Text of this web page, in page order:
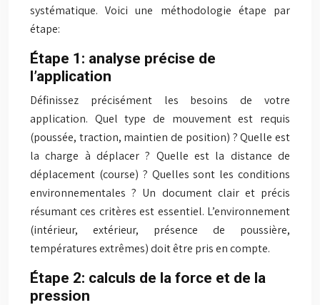
systématique. Voici une méthodologie étape par
étape:
Étape 1: analyse précise de
l’application
Définissez précisément les besoins de votre
application. Quel type de mouvement est requis
(poussée, traction, maintien de position) ? Quelle est
la charge à déplacer ? Quelle est la distance de
déplacement (course) ? Quelles sont les conditions
environnementales ? Un document clair et précis
résumant ces critères est essentiel. L’environnement
(intérieur, extérieur, présence de poussière,
températures extrêmes) doit être pris en compte.
Étape 2: calculs de la force et de la
pression